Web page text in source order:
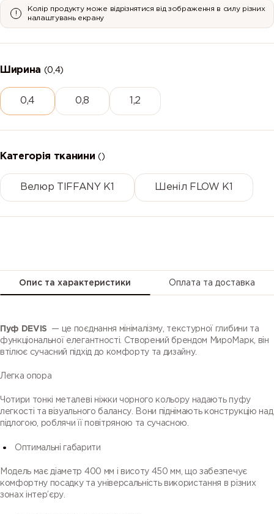
19
22 3
Колір продукту може відрізнятися від зображення в силу різних
налаштувань екрану
Ширина (0,4)
0,4 0,8 1,2
Категорія тканини()
Велюр TIFFANY K1 Шеніл FLOW К1
Опис та характеристики Оплата та доставка
Пуф DEVIS
— це поєднання мінімалізму, текстурної глибини та
функціональної елегантності. Створений брендом МироМарк, він
втілює сучасний підхід до комфорту та дизайну.
Легка опора
Чотири тонкі металеві ніжки чорного кольору надають пуфу
легкості та візуального балансу. Вони піднімають конструкцію над
підлогою, роблячи її повітряною та сучасною.
Оптимальні габарити
Модель має діаметр 400 мм і висоту 450 мм, що забезпечує
комфортну посадку та універсальність використання в різних
зонах інтер’єру.